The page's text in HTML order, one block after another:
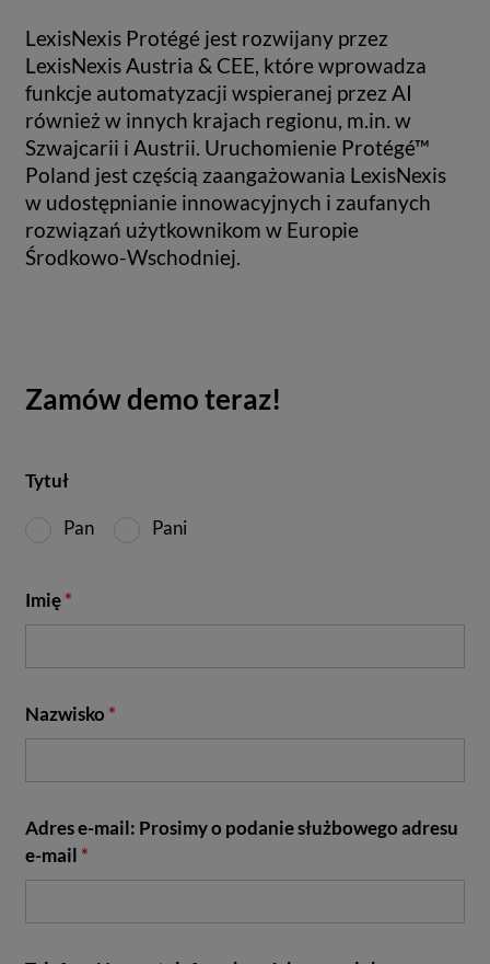
LexisNexis Protégé jest rozwijany przez
LexisNexis Austria & CEE, które wprowadza
funkcje automatyzacji wspieranej przez AI
również w innych krajach regionu, m.in. w
Szwajcarii i Austrii. Uruchomienie Protégé™
Poland jest częścią zaangażowania LexisNexis
w udostępnianie innowacyjnych i zaufanych
rozwiązań użytkownikom w Europie
Środkowo-Wschodniej.
Zamów demo teraz!
Tytuł
Pan Pani
Imię *
Nazwisko *
Adres e-mail: Prosimy o podanie służbowego adresu
e-mail *